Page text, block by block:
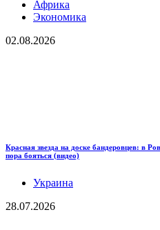
Африка
Экономика
02.08.2026
Красная звезда на доске бандеровцев: в
пора бояться (видео)
Украина
28.07.2026